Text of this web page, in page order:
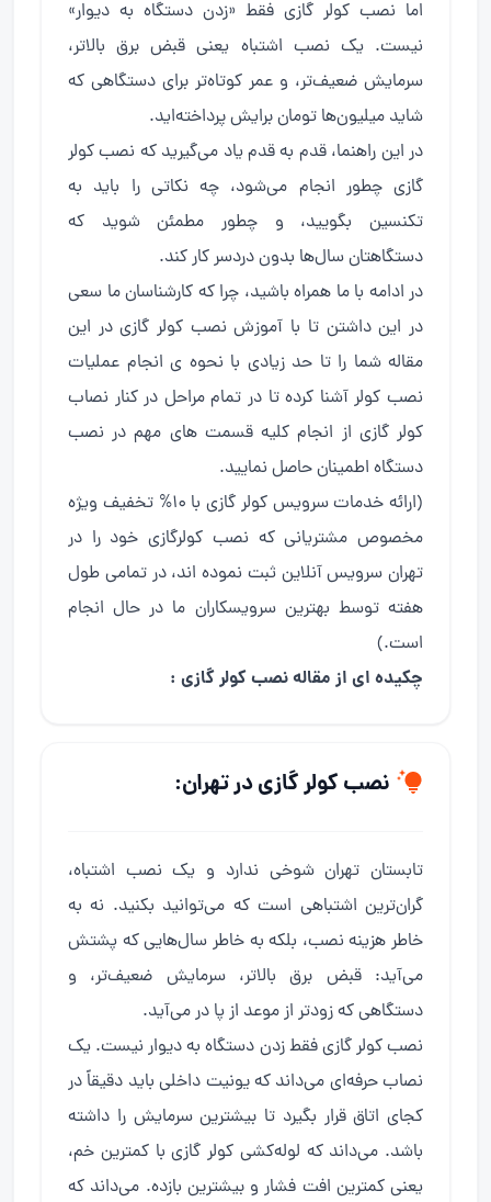
اما نصب کولر گازی فقط «زدن دستگاه به دیوار»
نیست. یک نصب اشتباه یعنی قبض برق بالاتر،
سرمایش ضعیف‌تر، و عمر کوتاه‌تر برای دستگاهی که
شاید میلیون‌ها تومان برایش پرداخته‌اید.
در این راهنما، قدم به قدم یاد می‌گیرید که نصب کولر
گازی چطور انجام می‌شود، چه نکاتی را باید به
تکنسین بگویید، و چطور مطمئن شوید که
دستگاهتان سال‌ها بدون دردسر کار کند.
در ادامه با ما همراه باشید، چرا که کارشناسان ما سعی
در این داشتن تا با آموزش نصب کولر گازی در این
مقاله شما را تا حد زیادی با نحوه ی انجام عملیات
نصب کولر آشنا کرده تا در تمام مراحل در کنار نصاب
کولر گازی از انجام کلیه قسمت های مهم در نصب
دستگاه اطمینان حاصل نمایید.
(ارائه خدمات سرویس کولر گازی با ۱۰% تخفیف ویژه
مخصوص مشتریانی که نصب کولرگازی خود را در
تهران سرویس آنلاین ثبت نموده اند، در تمامی طول
هفته توسط بهترین سرویسکاران ما در حال انجام
است.)
چکیده ای از مقاله نصب کولر گازی :
نصب کولر گازی در تهران:
تابستان تهران شوخی ندارد و یک نصب اشتباه،
گران‌ترین اشتباهی است که می‌توانید بکنید. نه به
خاطر هزینه نصب، بلکه به خاطر سال‌هایی که پشتش
می‌آید: قبض برق بالاتر، سرمایش ضعیف‌تر، و
دستگاهی که زودتر از موعد از پا در می‌آید.
نصب کولر گازی فقط زدن دستگاه به دیوار نیست. یک
نصاب حرفه‌ای می‌داند که یونیت داخلی باید دقیقاً در
کجای اتاق قرار بگیرد تا بیشترین سرمایش را داشته
باشد. می‌داند که لوله‌کشی کولر گازی با کمترین خم،
یعنی کمترین افت فشار و بیشترین بازده. می‌داند که